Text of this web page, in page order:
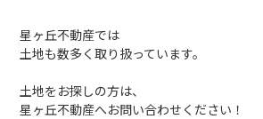
星ヶ丘不動産では
土地も数多く取り扱っています。
土地をお探しの方は、
星ヶ丘不動産へお問い合わせください！